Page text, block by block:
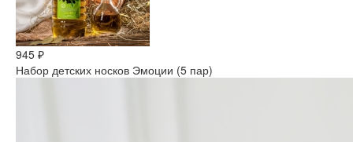
945 ₽
Набор детских носков Эмоции (5 пар)